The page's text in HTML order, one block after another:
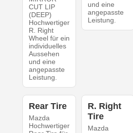
CUT LIP
(DEEP)
Hochwertiger
R. Right
Wheel für ein
individuelles
Aussehen
und eine
angepasste
Leistung.
und eine
angepasste
Leistung.
Rear Tire
Mazda
Hochwertiger
R. Right
Tire
Mazda